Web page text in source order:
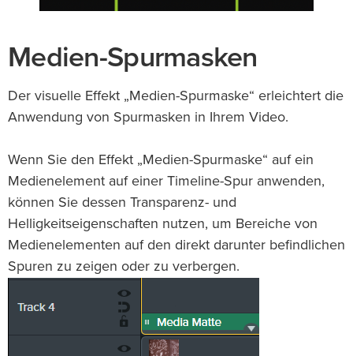
Medien-Spurmasken
Der visuelle Effekt „Medien-Spurmaske“ erleichtert die
Anwendung von Spurmasken in Ihrem Video.
Wenn Sie den Effekt „Medien-Spurmaske“ auf ein
Medienelement auf einer Timeline-Spur anwenden,
können Sie dessen Transparenz- und
Helligkeitseigenschaften nutzen, um Bereiche von
Medienelementen auf den direkt darunter befindlichen
Spuren zu zeigen oder zu verbergen.